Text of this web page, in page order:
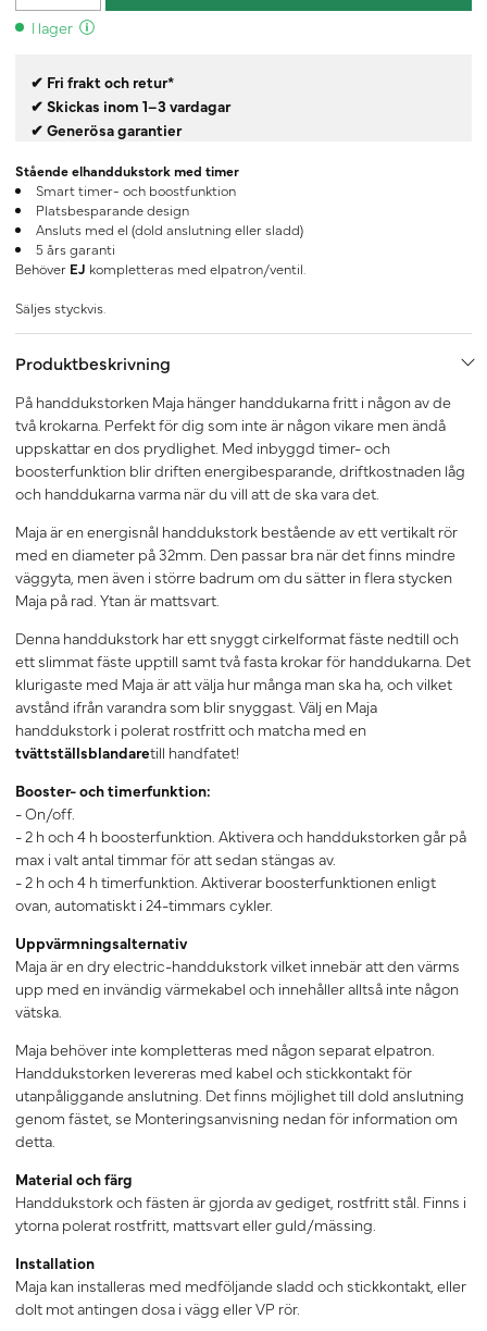
I lager
✔ Fri frakt och retur*
✔ Skickas inom 1–3 vardagar
✔ Generösa garantier
Stående elhanddukstork med timer
Smart timer- och boostfunktion
Platsbesparande design
Ansluts med el (dold anslutning eller sladd)
5 års garanti
Behöver EJ kompletteras med elpatron/ventil.
Säljes styckvis.
Produktbeskrivning
På handdukstorken Maja hänger handdukarna fritt i någon av de
två krokarna. Perfekt för dig som inte är någon vikare men ändå
uppskattar en dos prydlighet. Med inbyggd timer- och
boosterfunktion blir driften energibesparande, driftkostnaden låg
och handdukarna varma när du vill att de ska vara det.
Maja är en energisnål handdukstork bestående av ett vertikalt rör
med en diameter på 32mm. Den passar bra när det finns mindre
väggyta, men även i större badrum om du sätter in flera stycken
Maja på rad. Ytan är mattsvart.
Denna handdukstork har ett snyggt cirkelformat fäste nedtill och
ett slimmat fäste upptill samt två fasta krokar för handdukarna. Det
klurigaste med Maja är att välja hur många man ska ha, och vilket
avstånd ifrån varandra som blir snyggast. Välj en Maja
handdukstork i polerat rostfritt och matcha med en
tvättställsblandaretill handfatet!
Booster- och timerfunktion:
- On/off.
- 2 h och 4 h boosterfunktion. Aktivera och handdukstorken går på
max i valt antal timmar för att sedan stängas av.
- 2 h och 4 h timerfunktion. Aktiverar boosterfunktionen enligt
ovan, automatiskt i 24-timmars cykler.
Uppvärmningsalternativ
Maja är en dry electric-handdukstork vilket innebär att den värms
upp med en invändig värmekabel och innehåller alltså inte någon
vätska.
Maja behöver inte kompletteras med någon separat elpatron.
Handdukstorken levereras med kabel och stickkontakt för
utanpåliggande anslutning. Det finns möjlighet till dold anslutning
genom fästet, se Monteringsanvisning nedan för information om
detta.
Material och färg
Handdukstork och fästen är gjorda av gediget, rostfritt stål. Finns i
ytorna polerat rostfritt, mattsvart eller guld/mässing.
Installation
Maja kan installeras med medföljande sladd och stickkontakt, eller
dolt mot antingen dosa i vägg eller VP rör.